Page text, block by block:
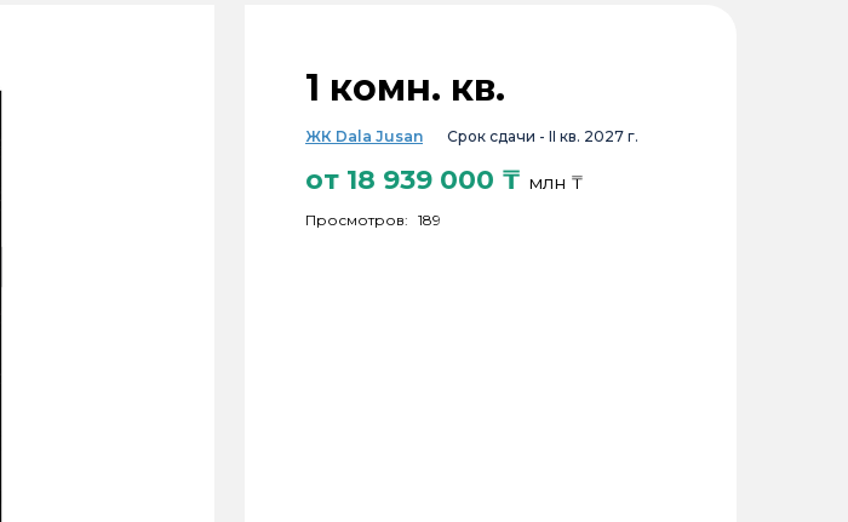
1 комн. кв.
ЖК Dala Jusan Срок сдачи - II кв. 2027 г.
от 18 939 000 ₸ млн ₸
Просмотров: 189